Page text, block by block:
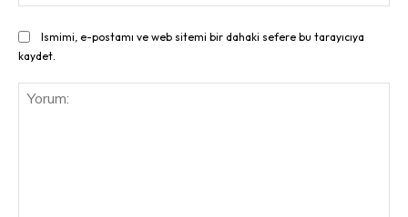
Ismimi, e-postamı ve web sitemi bir dahaki sefere bu tarayıcıya
kaydet.